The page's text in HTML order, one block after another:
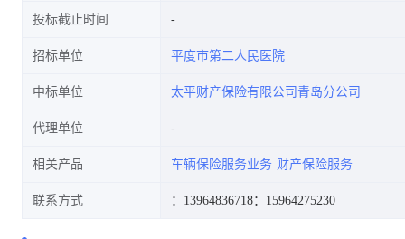
投标截止时间
招标单位 平度市第二人民医院
中标单位 太平财产保险有限公司青岛分公司
代理单位
相关产品 车辆保险服务业务 财产保险服务
联系方式 ：13964836718：15964275230